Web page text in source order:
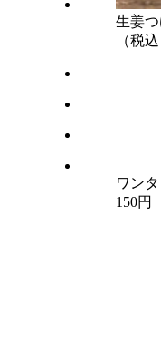
生姜
（税込
ワン
150円